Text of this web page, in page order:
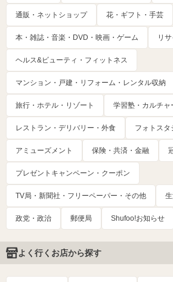
通販・ネットショップ 花・ギフト・手芸
本・雑誌・音楽・DVD・映画・ゲーム リ
ヘルス&ビューティ・フィットネス
マンション・戸建・リフォーム・レンタル収納
旅行・ホテル・リゾート 学習塾・カルチ
レストラン・デリバリー・外食 フォトスタ
アミューズメント 保険・共済・金融
プレゼントキャンペーン・クーポン
TV局・新聞社・フリーペーパー・その他
政党・政治 郵便局 Shufoo!お知らせ
よく行くお店から探す